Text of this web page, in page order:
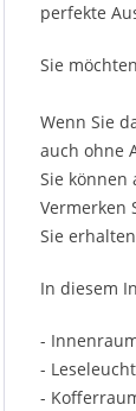
perfekte
Sie
Wenn Sie
auch ohne
Sie können
Vermerken
Sie
In diesem
-
-
-